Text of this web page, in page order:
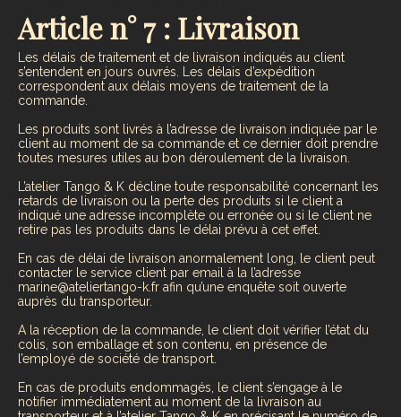
Article n° 7 : Livraison
Les délais de traitement et de livraison indiqués au client
s’entendent en jours ouvrés. Les délais d’expédition
correspondent aux délais moyens de traitement de la
commande.
Les produits sont livrés à l’adresse de livraison indiquée par le
client au moment de sa commande et ce dernier doit prendre
toutes mesures utiles au bon déroulement de la livraison.
L’atelier Tango & K décline toute responsabilité concernant les
retards de livraison ou la perte des produits si le client a
indiqué une adresse incomplète ou erronée ou si le client ne
retire pas les produits dans le délai prévu à cet effet.
En cas de délai de livraison anormalement long, le client peut
contacter le service client par email à la l’adresse
marine@ateliertango-k.fr afin qu’une enquête soit ouverte
auprès du transporteur.
A la réception de la commande, le client doit vérifier l’état du
colis, son emballage et son contenu, en présence de
l’employé de société de transport.
En cas de produits endommagés, le client s’engage à le
notifier immédiatement au moment de la livraison au